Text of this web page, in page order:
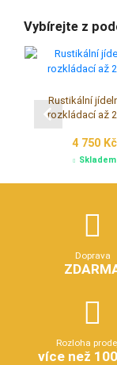
Vybírejte z
Rustikální
rozkládací až
4 750 Kč
Skladem
Doprava
Rozloha
více než